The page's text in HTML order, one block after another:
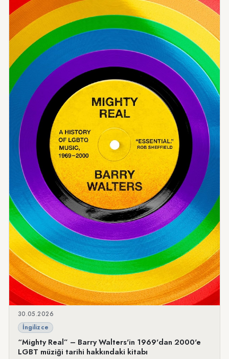
30.05.2026
İngilizce
“Mighty Real” – Barry Walters'in 1969'dan 2000'e
LGBT müziği tarihi hakkındaki kitabı